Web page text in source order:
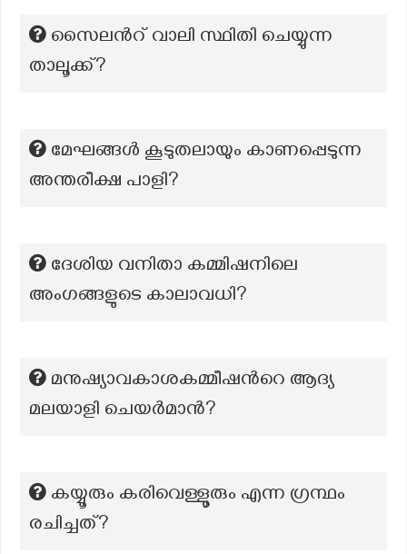
സൈലന്‍റ് വാലി സ്ഥിതി ചെയ്യുന്ന
താലൂക്ക്?
മേഘങ്ങൾ കൂടുതലായും കാണപ്പെടുന്ന
അന്തരീക്ഷ പാളി?
ദേശിയ വനിതാ കമ്മിഷനിലെ
അംഗങ്ങളുടെ കാലാവധി?
മനുഷ്യാവകാശകമ്മീഷന്‍റെ ആദ്യ
മലയാളി ചെയര്‍മാന്‍?
കയ്യൂരും കരിവെള്ളൂരും എന്ന ഗ്രന്ഥം
രചിച്ചത്?